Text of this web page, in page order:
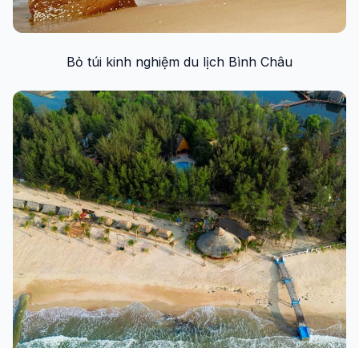
Bỏ túi kinh nghiệm du lịch Bình Châu